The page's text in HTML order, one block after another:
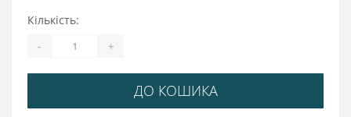
Кількість:
- +
ДО КОШИКА